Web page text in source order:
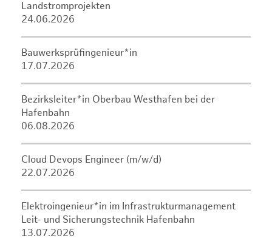
Landstromprojekten
24.06.2026
Bauwerksprüfingenieur*in
17.07.2026
Bezirksleiter*in Oberbau Westhafen bei der
Hafenbahn
06.08.2026
Cloud Devops Engineer (m/w/d)
22.07.2026
Elektroingenieur*in im Infrastrukturmanagement
Leit- und Sicherungstechnik Hafenbahn
13.07.2026